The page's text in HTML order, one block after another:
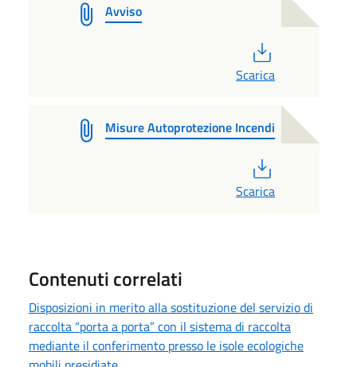
Avviso
Scarica
Misure Autoprotezione Incendi
Scarica
Contenuti correlati
Disposizioni in merito alla sostituzione del servizio di
raccolta “porta a porta” con il sistema di raccolta
mediante il conferimento presso le isole ecologiche